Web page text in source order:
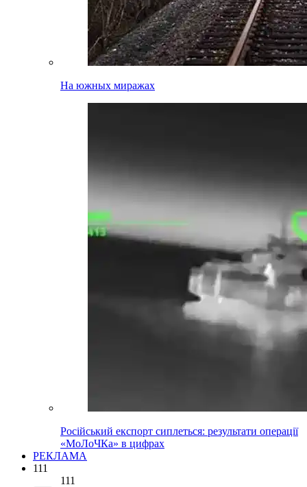
На южных миражах
Російський експорт сиплеться: результати операції
«МоЛоЧКа» в цифрах
РЕКЛАМА
111
111